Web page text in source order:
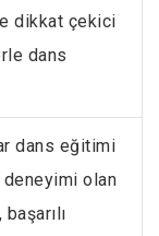
dikkat çekici
dans
dans eğitimi
olan